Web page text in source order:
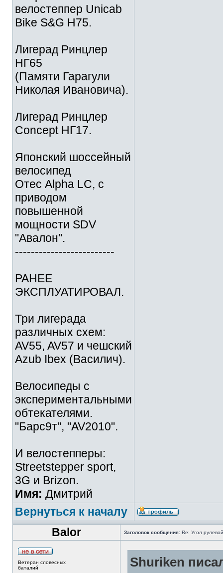
велостеппер Unicab
Bike S&G Н75.
Лигерад Ринцлер
НГ65
(Памяти Гарагули
Николая Ивановича).
Лигерад Ринцлер
Concept НГ17.
Японский шоссейный
велосипед
Отес Alpha LC, с
приводом
повышенной
мощности SDV
"Авалон".
-------------------------
РАНЕЕ
ЭКСПЛУАТИРОВАЛ.
Три лигерада
различных схем:
AV55, AV57 и чешский
Azub Ibex (Василич).
Велосипеды с
экспериментальными
обтекателями.
"Барс9т", "AV2010".
И велостепперы:
Streetstepper sport,
3G и Brizon.
Имя: Дмитрий
Вернуться к началу
Balor
Заголовок сообщения: Re: Угол
Ветеран словесных
баталий
Shuriken